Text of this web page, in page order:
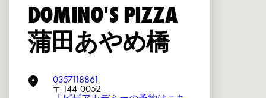
DOMINO'S PIZZA
蒲田あやめ橋
0357118861
〒144-0052